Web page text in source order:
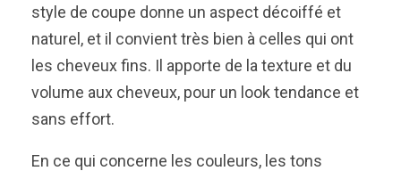
style de coupe donne un aspect décoiffé et
naturel, et il convient très bien à celles qui ont
les cheveux fins. Il apporte de la texture et du
volume aux cheveux, pour un look tendance et
sans effort.
En ce qui concerne les couleurs, les tons